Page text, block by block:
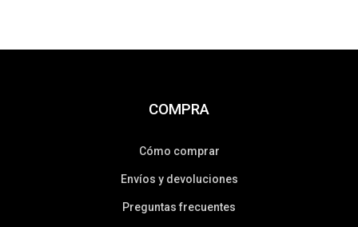
COMPRA
Cómo comprar
Envíos y devoluciones
Preguntas frecuentes